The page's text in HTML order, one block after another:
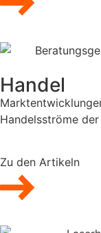
Handel
Handelsströme
Zu den Artikeln